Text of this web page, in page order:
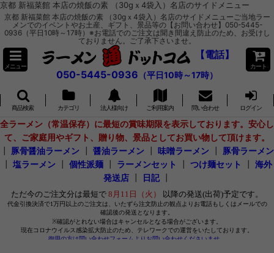
京都 新福菜館 本店の焼飯の素 （30gｘ4袋入）名店のサイドメニュー
京都 新福菜館 本店の焼飯の素 （30gｘ4袋入）名店のサイドメニューご当地ラー
メンでのイベントやお土産、ギフト、景品等の【お問い合わせ】050-5445-
0936（平日10時～17時）※お電話でのご注文は聞き間違え防止のため、お受けし
ておりません。ご了承下さいませ。
メニュー
【電話】
050-5445-0936 （平日10時～17時）
カート
商品検索 カテゴリ 法人様向け ご利用案内 問い合わせ ログイン
全ラーメン（常温保存）に最短の賞味期限を表示しております。安心し
て、ご家庭用やギフト、贈り物、景品としてお買い物して頂けます。
豚骨醤油ラーメン 醤油ラーメン 味噌ラーメン
豚骨ラーメン
塩ラーメン 個性派麺 ラーメンセット つけ麺セット
海外
発送店
日記┃